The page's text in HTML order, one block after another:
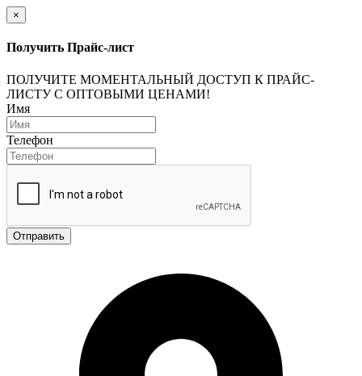
×
Получить Прайс-лист
ПОЛУЧИТЕ МОМЕНТАЛЬНЫЙ ДОСТУП К ПРАЙС-
ЛИСТУ С ОПТОВЫМИ ЦЕНАМИ!
Имя
Телефон
Отправить